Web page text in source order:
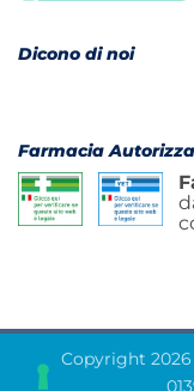
Dicono di noi
Farmacia
Copyright